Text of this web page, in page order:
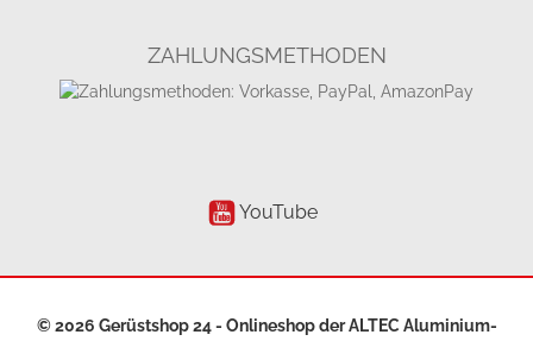
ZAHLUNGSMETHODEN
YouTube
© 2026 Gerüstshop 24 - Onlineshop derALTEC Aluminium-